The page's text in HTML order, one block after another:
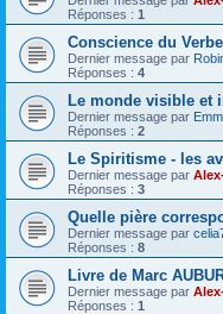
Réponses : 1
Conscience du
Dernier message par
Réponses : 4
Le monde visible et
Dernier message par
Réponses : 2
Le Spiritisme - les
Dernier message par
Réponses : 3
Quelle pière
Dernier message par
Réponses : 8
Livre de Marc
Dernier message par
Réponses : 1